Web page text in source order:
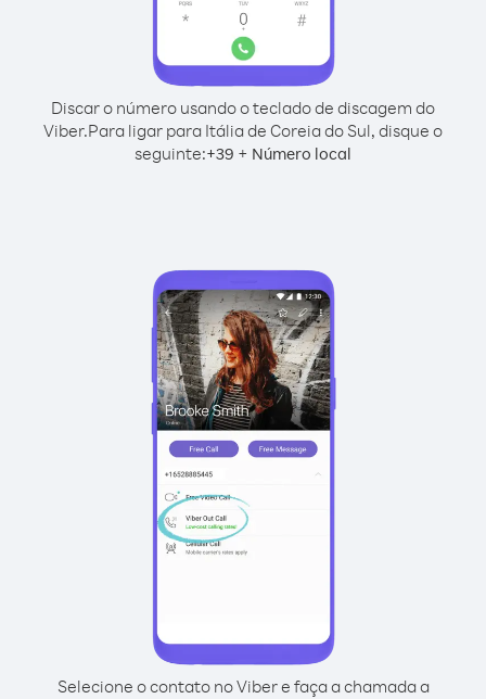
Discar o número usando o teclado de discagem do
Viber.Para ligar para Itália de Coreia do Sul, disque o
seguinte:+39 + Número local
Selecione o contato no Viber e faça a chamada a